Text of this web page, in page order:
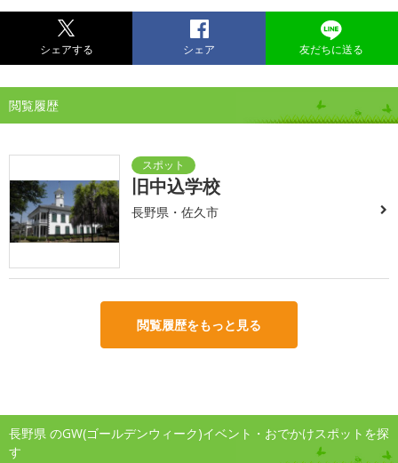
シェアする シェア 友だちに送る
閲覧履歴
旧中込学校
長野県・佐久市
閲覧履歴をもっと見る
長野県 のGW(ゴールデンウィーク)イベント・おでかけスポットを探
す